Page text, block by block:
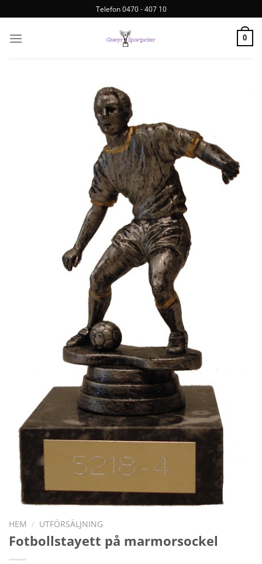
Telefon 0470 - 407 10
0
HEM / UTFÖRSÄLJNING
Fotbollstayett på marmorsockel